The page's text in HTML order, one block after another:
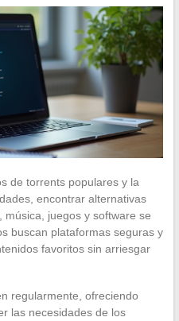
de torrents populares y la
encontrar alternativas
juegos y software se
buscan plataformas seguras y
favoritos sin arriesgar
regularmente, ofreciendo
las necesidades de los